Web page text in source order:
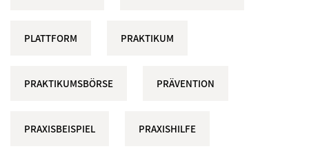
PLATTFORM PRAKTIKUM
PRAKTIKUMSBÖRSE PRÄVENTION
PRAXISBEISPIEL PRAXISHILFE